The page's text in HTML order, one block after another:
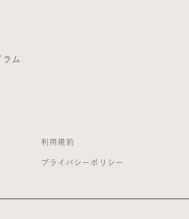
ム
利用規約
プライバシーポリシー